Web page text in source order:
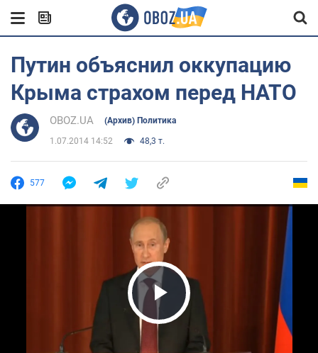
Путин объяснил оккупацию
Крыма страхом перед НАТО
OBOZ.UA (Архив) Политика
1.07.2014 14:52 48,3 т.
577
Play Video